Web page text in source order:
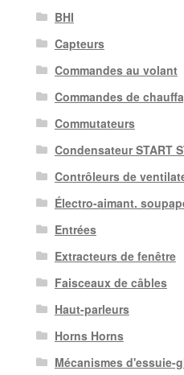
BHI
Capteurs
Commandes au volant
Commandes de
Commutateurs
Condensateur START
Contrôleurs de
Électro-aimant.
Entrées
Extracteurs de fenêtre
Faisceaux de câbles
Haut-parleurs
Horns Horns
Mécanismes d'essuie-